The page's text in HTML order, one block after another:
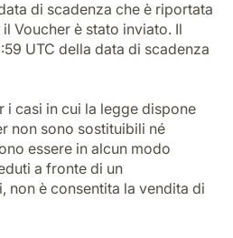
di scadenza che è riportata
Voucher è stato inviato. Il
UTC della data di scadenza
i casi in cui la legge dispone
non sono sostituibili né
essere in alcun modo
a fronte di un
non è consentita la vendita di